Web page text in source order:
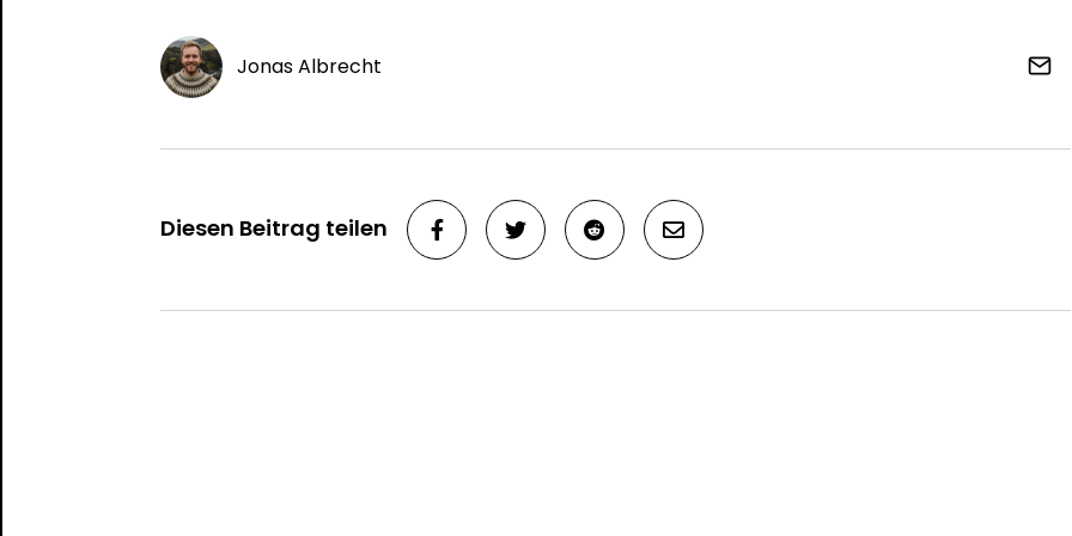
Jonas Albrecht
Diesen Beitrag teilen